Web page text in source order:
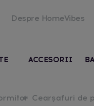
Despre HomeVibes
ACCESORII
Cearșafuri de